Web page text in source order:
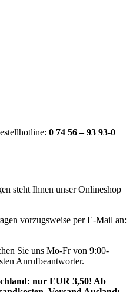
0 74 56 – 93 93-0
steht Ihnen unser Onlineshop
vorzugsweise per E-Mail an:
Sie uns Mo-Fr von 9:00-
Anrufbeantworter.
nur EUR 3,50! Ab